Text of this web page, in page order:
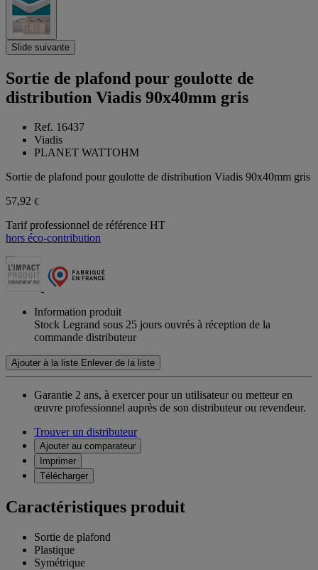
Slide suivante
Sortie de plafond pour goulotte de
distribution Viadis 90x40mm gris
Ref. 16437
Viadis
PLANET WATTOHM
Sortie de plafond pour goulotte de distribution Viadis 90x40mm gris
57,92 €
Tarif professionnel de référence HT
hors éco-contribution
Information produit
Stock Legrand sous 25 jours ouvrés à réception de la
commande distributeur
Ajouter à la liste Enlever de la liste
Garantie 2 ans, à exercer pour un utilisateur ou metteur en
œuvre professionnel auprès de son distributeur ou revendeur.
Trouver un distributeur
Ajouter au comparateur
Imprimer
Télécharger
Caractéristiques produit
Sortie de plafond
Plastique
Symétrique